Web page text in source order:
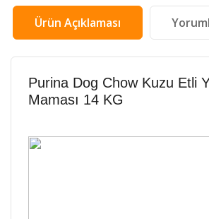
Ürün Açıklaması
Purina Dog Chow Kuzu Etli
Maması 14 KG